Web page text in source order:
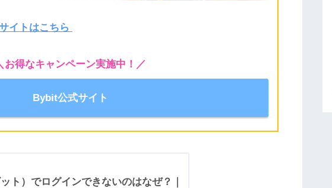
イトはこちら
お得なキャンペーン実施中！／
Bybit公式サイト
ト）でログインできないのはなぜ？｜